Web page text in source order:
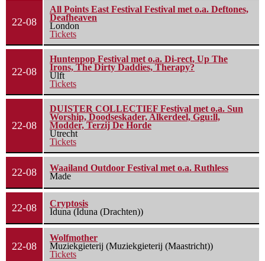
22-08
All Points East Festival Festival met o.a. Deftones,
Deafheaven
London
Tickets
22-08
Huntenpop Festival met o.a. Di-rect, Up The
Irons, The Dirty Daddies, Therapy?
Ulft
Tickets
22-08
DUISTER COLLECTIEF Festival met o.a. Sun
Worship, Doodseskader, Alkerdeel, Ggu:ll,
Modder, Terzij De Horde
Utrecht
Tickets
22-08
Waailand Outdoor Festival met o.a. Ruthless
Made
22-08
Cryptosis
Iduna (Iduna (Drachten))
22-08
Wolfmother
Muziekgieterij (Muziekgieterij (Maastricht))
Tickets